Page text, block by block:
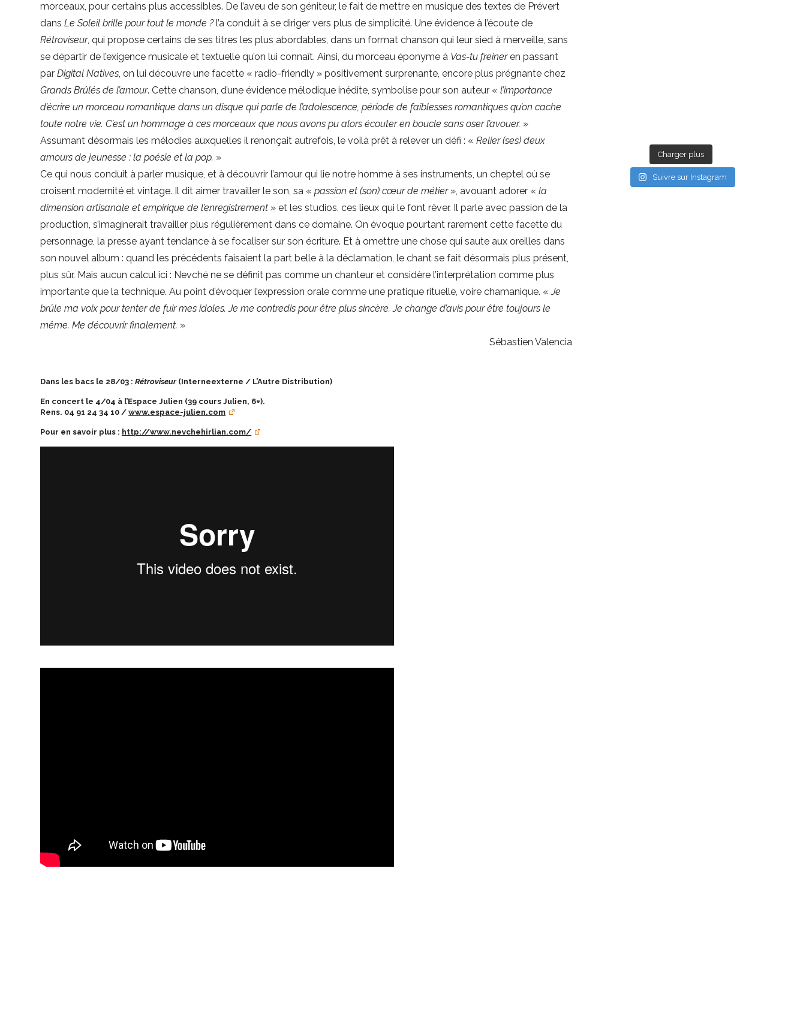
morceaux, pour certains plus accessibles. De l’aveu de son géniteur, le fait de mettre en musique des textes de Prévert
dansLe Soleil brille pour tout le monde ?l’a conduit à se diriger vers plus de simplicité. Une évidence à l’écoute de
Rétroviseur, qui propose certains de ses titres les plus abordables, dans un format chanson qui leur sied à merveille, sans
se départir de l’exigence musicale et textuelle qu’on lui connaît. Ainsi, du morceau éponyme à Vas-tu freineren passant
parDigitalNatives, on lui découvre une facette « radio-friendly » positivement surprenante, encore plus prégnante chez
Grands Brûlés de l’amour. Cette chanson, d’une évidence mélodique inédite, symbolise pour son auteur «l’importance
d’écrire un morceau romantique dans un disque qui parle de l’adolescence, période de faiblesses romantiques qu’on cache
toute notre vie. C’est un hommage à ces morceaux que nous avons pu alors écouter en boucle sans oser l’avouer. »
Assumant désormais les mélodies auxquelles il renonçait autrefois, le voilà prêt à relever un défi : « Relier (ses) deux
amours de jeunesse : la poésie et la pop. »
Ce qui nous conduit à parler musique, et à découvrir l’amour qui lie notre homme à ses instruments, un cheptel où se
croisent modernité et vintage. Il dit aimer travailler le son, sa «passion et (son) cœur de métier », avouant adorer «la
dimension artisanale et empirique de l’enregistrement » et les studios, ces lieux qui le font rêver. Il parle avec passion de la
production, s’imaginerait travailler plus régulièrement dans ce domaine. On évoque pourtant rarement cette facette du
personnage, la presse ayant tendance à se focaliser sur son écriture. Et à omettre une chose qui saute aux oreilles dans
son nouvel album : quand les précédents faisaient la part belle à la déclamation, le chant se fait désormais plus présent,
plus sûr. Mais aucun calcul ici : Nevché ne se définit pas comme un chanteur et considère l’interprétation comme plus
importante que la technique. Au point d’évoquer l’expression orale comme une pratique rituelle, voire chamanique. «Je
brûle ma voix pour tenter de fuir mes idoles. Je me contredis pour être plus sincère. Je change d’avis pour être toujours le
même. Me découvrir finalement. »
Sébastien Valencia
Dans les bacs le 28/03 :Rétroviseur(Interneexterne / L’Autre Distribution)
En concert le 4/04 à l’Espace Julien (39 cours Julien, 6e).
Rens. 04 91 24 34 10 /www.espace-julien.com
Pour en savoir plus : http://www.nevchehirlian.com/
Charger plus
Suivre sur Instagram